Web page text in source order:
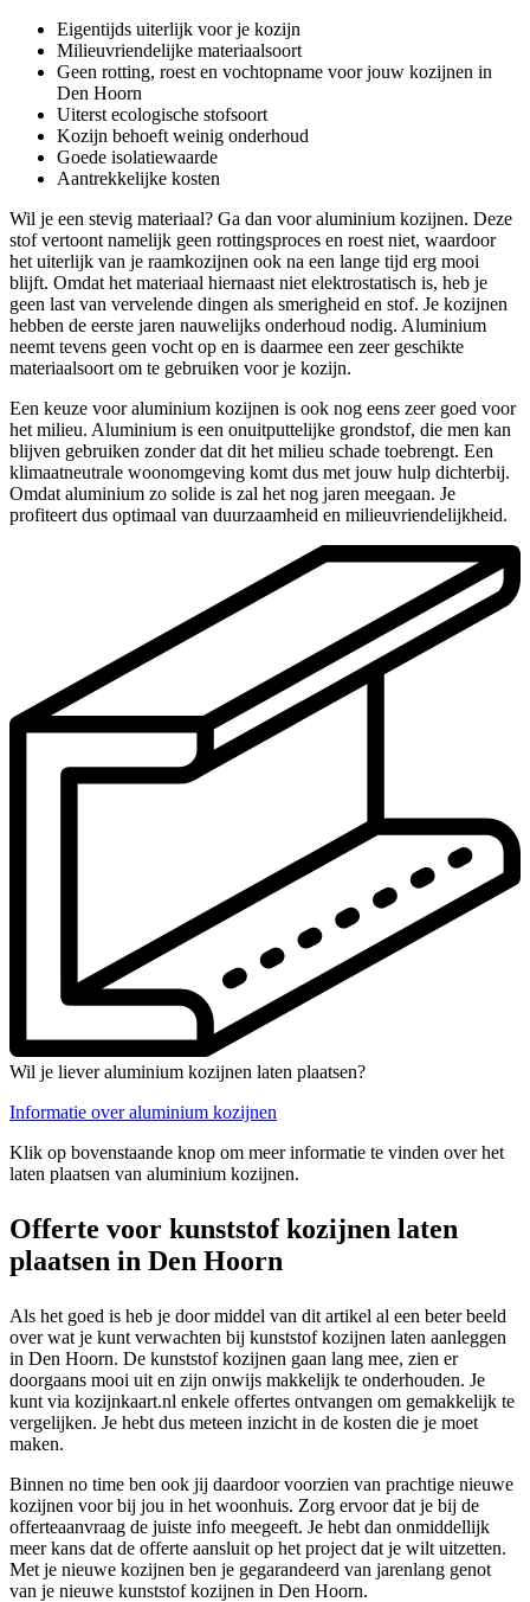
Eigentijds uiterlijk voor je kozijn
Milieuvriendelijke materiaalsoort
Geen rotting, roest en vochtopname voor jouw kozijnen in
Den Hoorn
Uiterst ecologische stofsoort
Kozijn behoeft weinig onderhoud
Goede isolatiewaarde
Aantrekkelijke kosten
Wil je een stevig materiaal? Ga dan voor aluminium kozijnen. Deze
stof vertoont namelijk geen rottingsproces en roest niet, waardoor
het uiterlijk van je raamkozijnen ook na een lange tijd erg mooi
blijft. Omdat het materiaal hiernaast niet elektrostatisch is, heb je
geen last van vervelende dingen als smerigheid en stof. Je kozijnen
hebben de eerste jaren nauwelijks onderhoud nodig. Aluminium
neemt tevens geen vocht op en is daarmee een zeer geschikte
materiaalsoort om te gebruiken voor je kozijn.
Een keuze voor aluminium kozijnen is ook nog eens zeer goed voor
het milieu. Aluminium is een onuitputtelijke grondstof, die men kan
blijven gebruiken zonder dat dit het milieu schade toebrengt. Een
klimaatneutrale woonomgeving komt dus met jouw hulp dichterbij.
Omdat aluminium zo solide is zal het nog jaren meegaan. Je
profiteert dus optimaal van duurzaamheid en milieuvriendelijkheid.
Wil je liever aluminium kozijnen laten plaatsen?
Informatie over aluminium kozijnen
Klik op bovenstaande knop om meer informatie te vinden over het
laten plaatsen van aluminium kozijnen.
Offerte voor kunststof kozijnen laten
plaatsen in Den Hoorn
Als het goed is heb je door middel van dit artikel al een beter beeld
over wat je kunt verwachten bij kunststof kozijnen laten aanleggen
in Den Hoorn. De kunststof kozijnen gaan lang mee, zien er
doorgaans mooi uit en zijn onwijs makkelijk te onderhouden. Je
kunt via kozijnkaart.nl enkele offertes ontvangen om gemakkelijk te
vergelijken. Je hebt dus meteen inzicht in de kosten die je moet
maken.
Binnen no time ben ook jij daardoor voorzien van prachtige nieuwe
kozijnen voor bij jou in het woonhuis. Zorg ervoor dat je bij de
offerteaanvraag de juiste info meegeeft. Je hebt dan onmiddellijk
meer kans dat de offerte aansluit op het project dat je wilt uitzetten.
Met je nieuwe kozijnen ben je gegarandeerd van jarenlang genot
van je nieuwe kunststof kozijnen in Den Hoorn.